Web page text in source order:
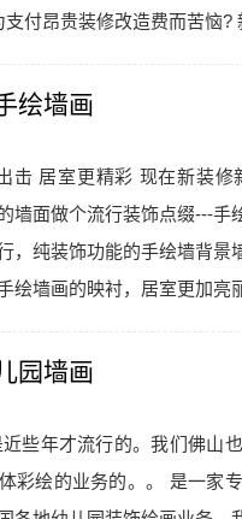
支付昂贵装修改造费而苦恼?
绘墙画
击 居室更精彩 现在新装
墙面做个流行装饰点缀---
，纯装饰功能的手绘墙背
绘墙画的映衬，居室更加亮
园墙画
些年才流行的。我们佛山
彩绘的业务的。。 是一家